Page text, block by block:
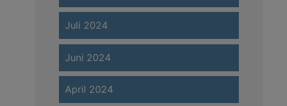
Juli 2024
Juni 2024
April 2024